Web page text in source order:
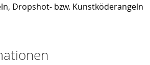
Dropshot- bzw. Kunstköderangeln